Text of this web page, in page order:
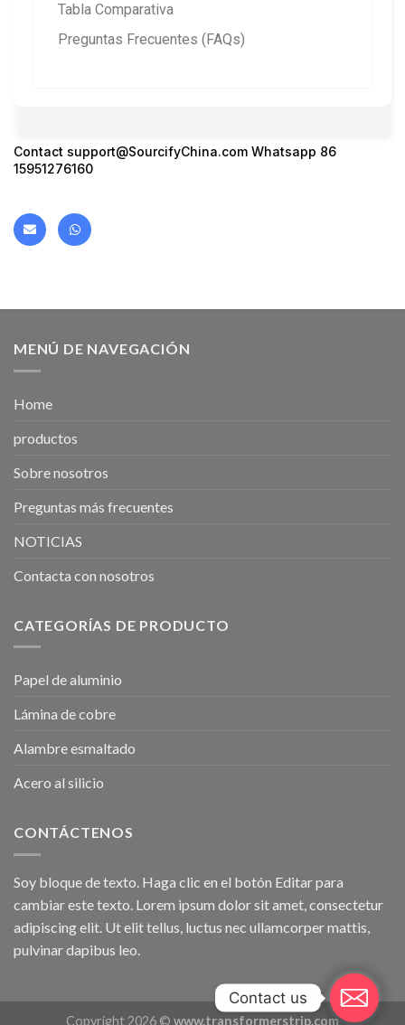
Tabla Comparativa
Preguntas Frecuentes (FAQs)
Contact support@SourcifyChina.com Whatsapp 86
15951276160
MENÚ DE NAVEGACIÓN
Home
productos
Sobre nosotros
Preguntas más frecuentes
NOTICIAS
Contacta con nosotros
CATEGORÍAS DE PRODUCTO
Papel de aluminio
Lámina de cobre
Alambre esmaltado
Acero al silicio
CONTÁCTENOS
Soy bloque de texto. Haga clic en el botón Editar para
cambiar este texto. Lorem ipsum dolor sit amet, consectetur
adipiscing elit. Ut elit tellus, luctus nec ullamcorper mattis,
pulvinar dapibus leo.
Copyright 2026 © www.transformerstrip.com
Contact us